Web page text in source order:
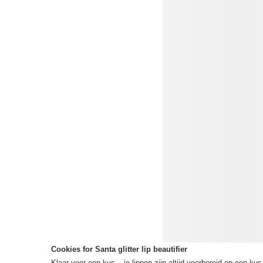
Cookies for Santa glitter lip beautifier